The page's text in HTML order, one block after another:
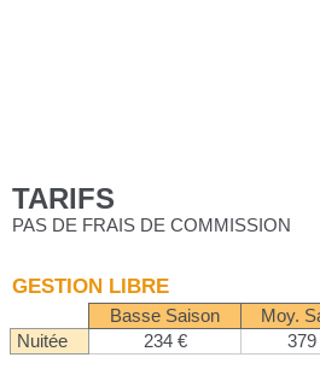
TARIFS
PAS DE FRAIS DE COMMISSION
GESTION LIBRE
Basse Saison Moy.
Nuitée
234 € 379